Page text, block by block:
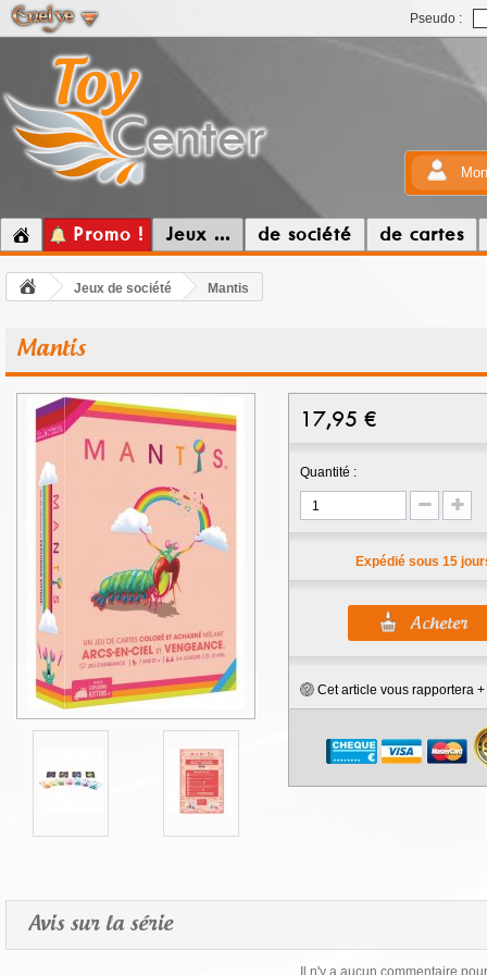
Pseudo :
Promo ! Jeux ... de société de cartes
Jeux de société Mantis
Mantis
17,95 €
Quantité :
Expédié sous 15
Cet article vous rapportera +
Avis sur la série
Il n'y a aucun commentaire